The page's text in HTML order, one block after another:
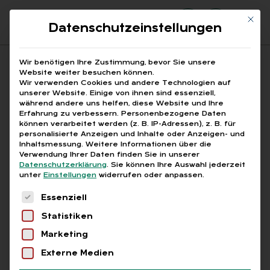
Suchfeld
Suchen
Breadcrumb-Navigation
STARTSEITE HR-DIGITALISIERUNG
Alle Bei­trä­ge mit dem
Schlag­wort „HR-Di­gi­ta­li­
sie­rung“
Mit
Datenschutzeinstellungen
Wir benötigen Ihre Zustimmung, bevor Sie unsere
Website weiter besuchen können.
Wir verwenden Cookies und andere Technologien auf
unserer Website. Einige von ihnen sind essenziell,
während andere uns helfen, diese Website und Ihre
Erfahrung zu verbessern. Personenbezogene Daten
können verarbeitet werden (z. B. IP-Adressen), z. B. für
personalisierte Anzeigen und Inhalte oder Anzeigen- und
Inhaltsmessung. Weitere Informationen über die
Verwendung Ihrer Daten finden Sie in unserer
Datenschutzerklärung. Sie können Ihre Auswahl jederzeit
unter Einstellungen widerrufen oder anpassen.
Es folgt eine Liste der Service-Gruppen, für
Essenziell
Statistiken
Marketing
Externe Medien